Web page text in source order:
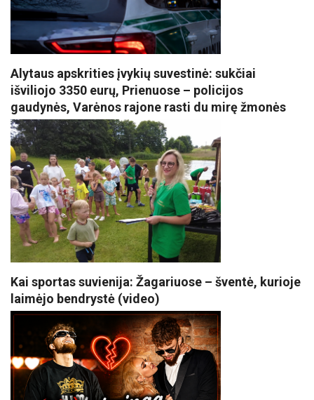
Alytaus apskrities įvykių suvestinė: sukčiai
išviliojo 3350 eurų, Prienuose – policijos
gaudynės, Varėnos rajone rasti du mirę žmonės
Kai sportas suvienija: Žagariuose – šventė, kurioje
laimėjo bendrystė (video)